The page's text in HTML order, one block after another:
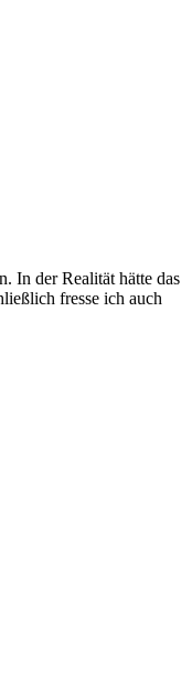
In der Realität hätte das
fresse ich auch